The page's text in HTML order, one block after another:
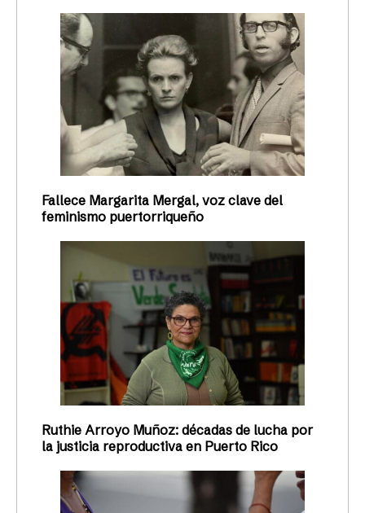
Fallece Margarita Mergal, voz clave del
feminismo puertorriqueño
Ruthie Arroyo Muñoz: décadas de lucha por
la justicia reproductiva en Puerto Rico